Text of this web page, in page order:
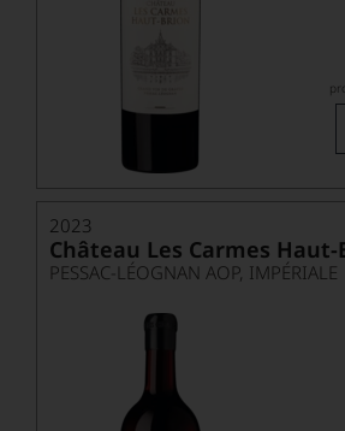
2023
Château Les Carmes Haut-
PESSAC-LÉOGNAN AOP, IMPÉRIALE